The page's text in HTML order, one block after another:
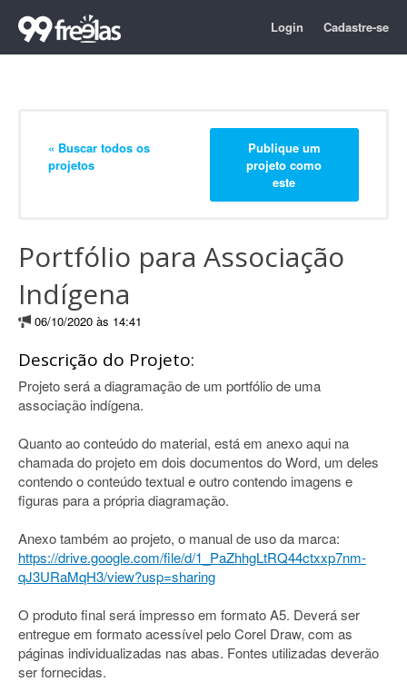
Login Cadastre-se
« Buscar todos os
projetos
Publique um
projeto como
este
Portfólio para Associação
Indígena
06/10/2020 às 14:41
Descrição do Projeto:
Projeto será a diagramação de um portfólio de uma
associação indígena.
Quanto ao conteúdo do material, está em anexo aqui na
chamada do projeto em dois documentos do Word, um deles
contendo o conteúdo textual e outro contendo imagens e
figuras para a própria diagramação.
Anexo também ao projeto, o manual de uso da marca:
https://drive.google.com/file/d/1_PaZhhgLtRQ44ctxxp7nm-
qJ3URaMqH3/view?usp=sharing
O produto final será impresso em formato A5. Deverá ser
entregue em formato acessível pelo Corel Draw, com as
páginas individualizadas nas abas. Fontes utilizadas deverão
ser fornecidas.